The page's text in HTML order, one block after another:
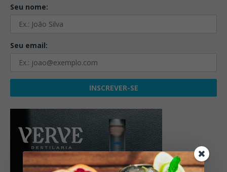
Seu nome:
Seu email: